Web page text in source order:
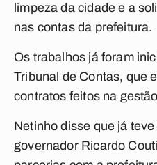
limpeza da cidade e a
nas contas da prefeitura.
Os trabalhos já foram
Tribunal de Contas, que
contratos feitos na
Netinho disse que já
governador Ricardo